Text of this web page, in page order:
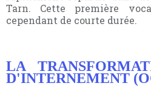
Tarn. Cette première
cependant de courte durée.
LA
D'INTERNEMENT